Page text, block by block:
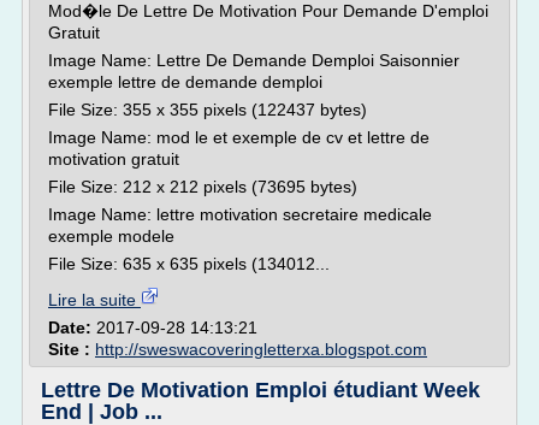
Mod�le De Lettre De Motivation Pour Demande D'emploi
Gratuit
Image Name: Lettre De Demande Demploi Saisonnier
exemple lettre de demande demploi
File Size: 355 x 355 pixels (122437 bytes)
Image Name: mod le et exemple de cv et lettre de
motivation gratuit
File Size: 212 x 212 pixels (73695 bytes)
Image Name: lettre motivation secretaire medicale
exemple modele
File Size: 635 x 635 pixels (134012...
Lire la suite
Date: 2017-09-28 14:13:21
Site : http://sweswacoveringletterxa.blogspot.com
Lettre De Motivation Emploi étudiant Week
End | Job ...